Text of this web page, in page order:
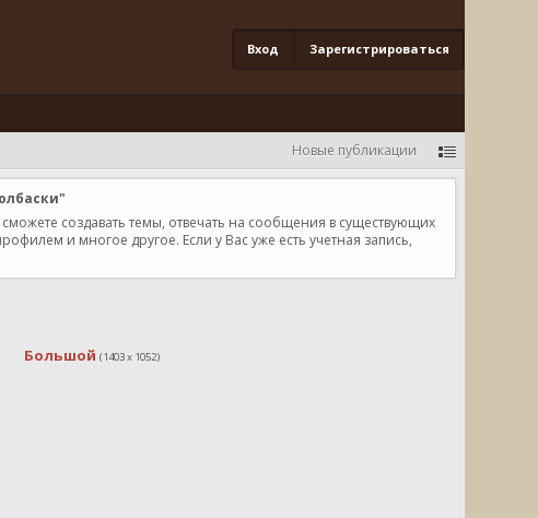
Вход Зарегистрироваться
Новые публикации
создавать темы, отвечать на сообщения в существующих
и многое другое. Если у Вас уже есть учетная запись,
Большой (1403 x 1052)